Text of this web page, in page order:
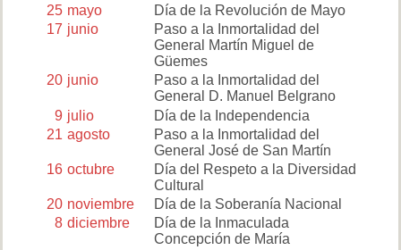
25 mayo
Día de la Revolución de Mayo
17 junio
Paso a la Inmortalidad del
General Martín Miguel de
Güemes
20 junio
Paso a la Inmortalidad del
General D. Manuel Belgrano
9 julio
Día de la Independencia
21 agosto
Paso a la Inmortalidad del
General José de San Martín
16 octubre
Día del Respeto a la Diversidad
Cultural
20 noviembre
Día de la Soberanía Nacional
8 diciembre
Día de la Inmaculada
Concepción de María